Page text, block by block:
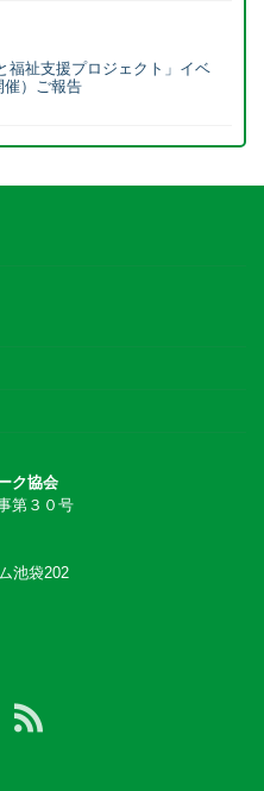
福祉支援プロジェクト」イベ
催）ご報告
ク協会
第３０号
池袋202